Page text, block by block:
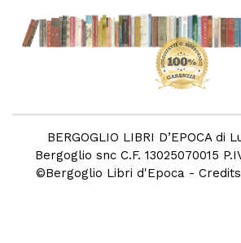
BERGOGLIO LIBRI D’EPOCA di
Bergoglio snc C.F. 13025070015
©Bergoglio Libri d'Epoca - Credits